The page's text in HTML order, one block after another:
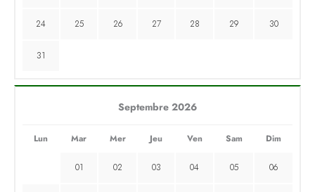
24 25 26 27 28 29 30
31
Septembre 2026
Lun Mar Mer Jeu Ven Sam Dim
01 02 03 04 05 06